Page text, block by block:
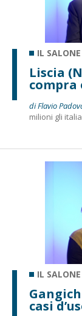
IL
Liscia
compra
di Flavio
milioni gli
IL
casi